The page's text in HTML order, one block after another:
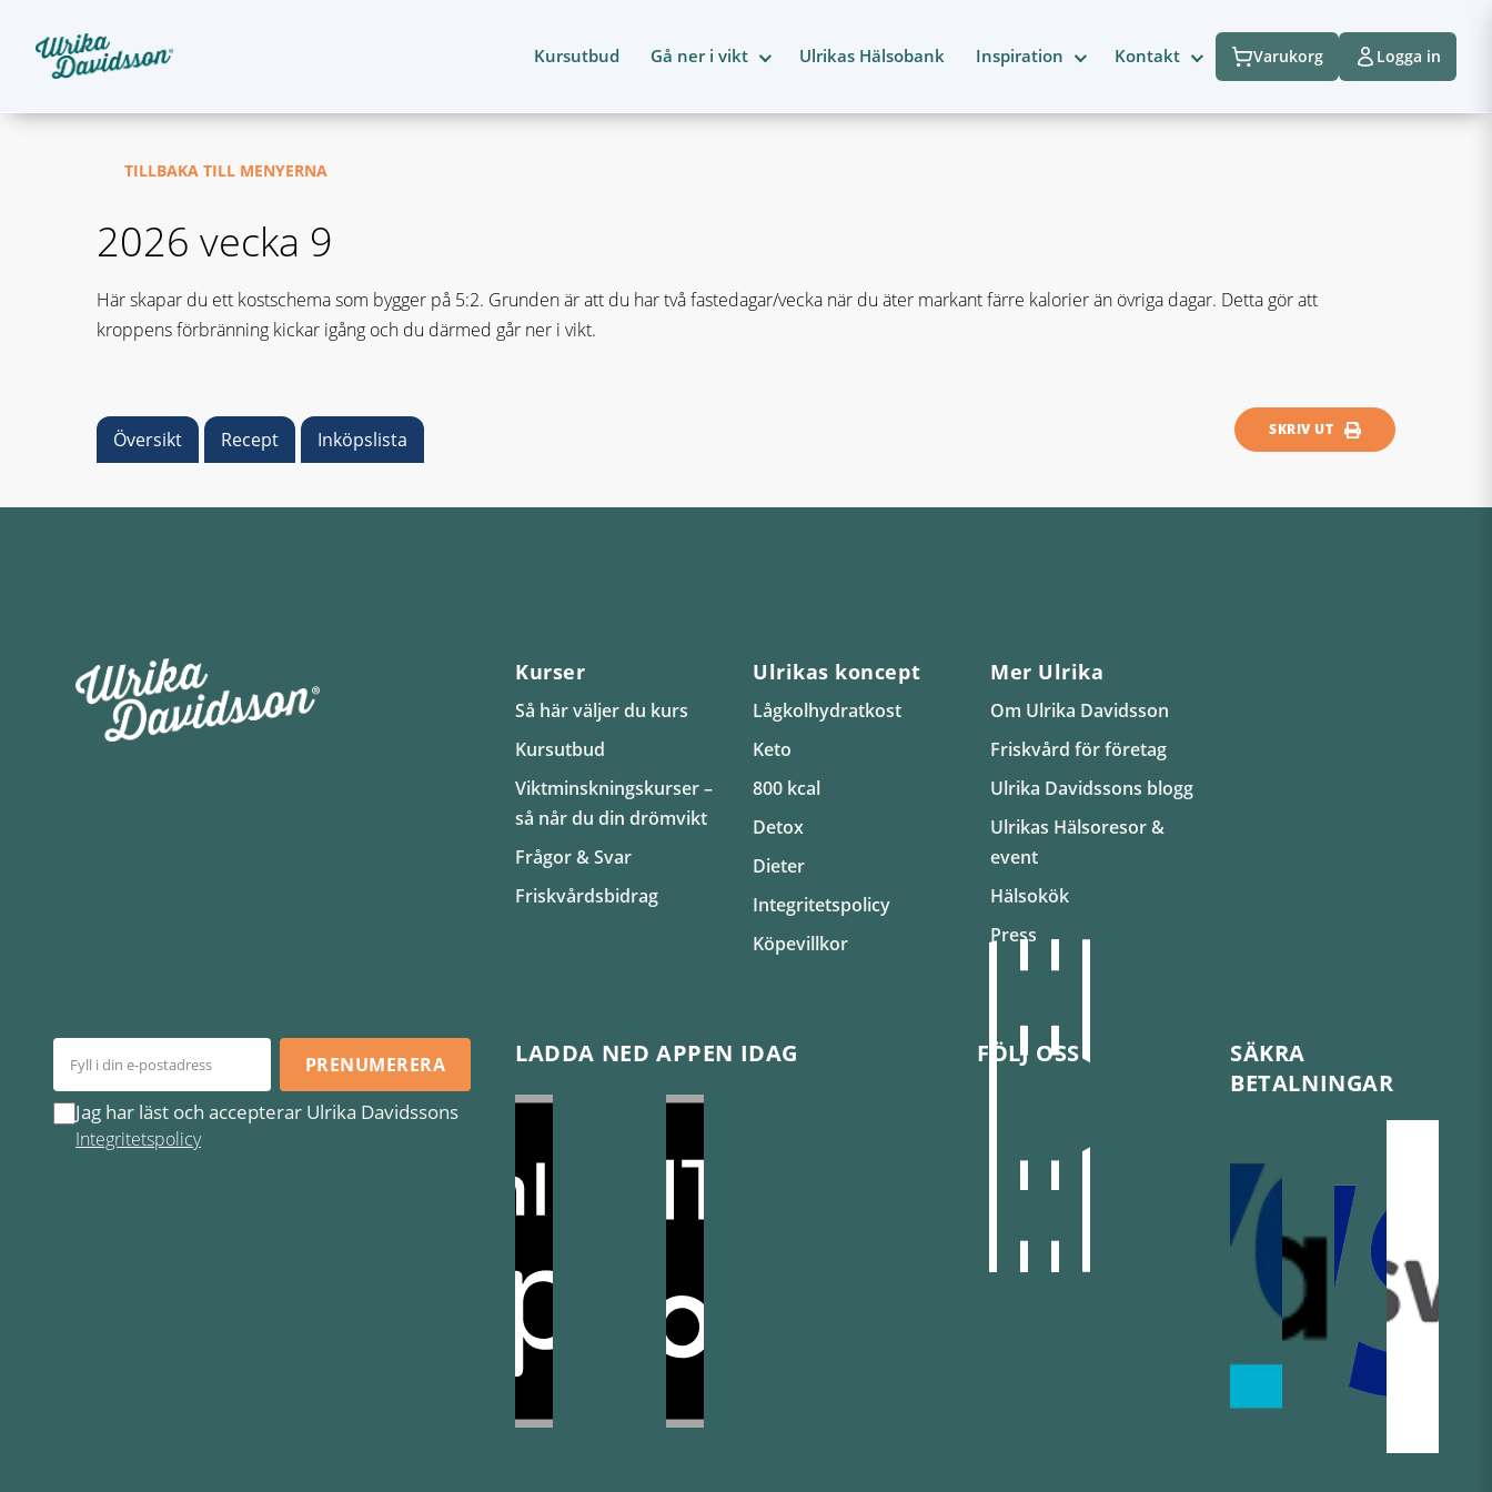
Kursutbud Gå ner i vikt Ulrikas Hälsobank Inspiration Kontakt Varukorg Logga in
TILLBAKA TILL MENYERNA
2026 vecka 9
Här skapar du ett kostschema som bygger på 5:2. Grunden är att du har två fastedagar/vecka när du äter markant färre kalorier än övriga dagar. Detta gör att
kroppens förbränning kickar igång och du därmed går ner i vikt.
Översikt Recept Inköpslista SKRIV UT
Kurser
Så här väljer du kurs
Kursutbud
Viktminskningskurser –
så når du din drömvikt
Frågor & Svar
Friskvårdsbidrag
Ulrikas koncept
Lågkolhydratkost
Keto
800 kcal
Detox
Dieter
Integritetspolicy
Köpevillkor
Mer Ulrika
Om Ulrika Davidsson
Friskvård för företag
Ulrika Davidssons blogg
Ulrikas Hälsoresor &
event
Hälsokök
Press
PRENUMERERA
Jag har läst och accepterar Ulrika Davidssons
Integritetspolicy
LADDA NED APPEN IDAG FÖLJ OSS
SÄKRA
BETALNINGAR